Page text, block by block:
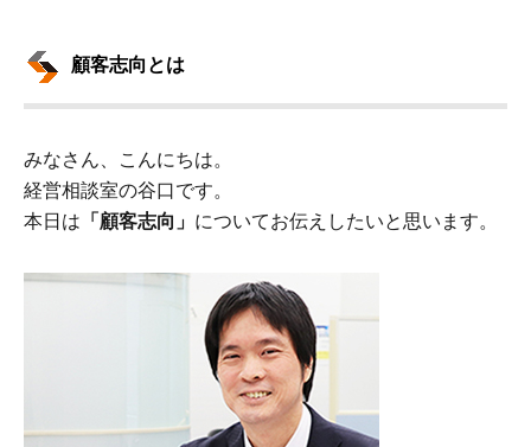
顧客志向とは
みなさん、こんにちは。
経営相談室の谷口です。
本日は 「顧客志向」 についてお伝えしたいと思います。